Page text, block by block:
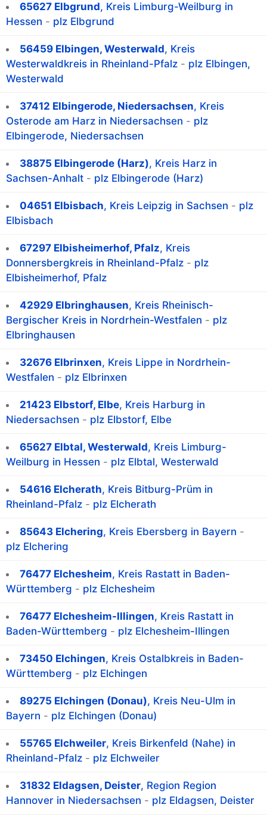
65627 Elbgrund, Kreis Limburg-Weilburg in
Hessen - plz Elbgrund
56459 Elbingen, Westerwald, Kreis
Westerwaldkreis in Rheinland-Pfalz - plz Elbingen,
Westerwald
37412 Elbingerode, Niedersachsen, Kreis
Osterode am Harz in Niedersachsen - plz
Elbingerode, Niedersachsen
38875 Elbingerode (Harz), Kreis Harz in
Sachsen-Anhalt - plz Elbingerode (Harz)
04651 Elbisbach, Kreis Leipzig in Sachsen - plz
Elbisbach
67297 Elbisheimerhof, Pfalz, Kreis
Donnersbergkreis in Rheinland-Pfalz - plz
Elbisheimerhof, Pfalz
42929 Elbringhausen, Kreis Rheinisch-
Bergischer Kreis in Nordrhein-Westfalen - plz
Elbringhausen
32676 Elbrinxen, Kreis Lippe in Nordrhein-
Westfalen - plz Elbrinxen
21423 Elbstorf, Elbe, Kreis Harburg in
Niedersachsen - plz Elbstorf, Elbe
65627 Elbtal, Westerwald, Kreis Limburg-
Weilburg in Hessen - plz Elbtal, Westerwald
54616 Elcherath, Kreis Bitburg-Prüm in
Rheinland-Pfalz - plz Elcherath
85643 Elchering, Kreis Ebersberg in Bayern -
plz Elchering
76477 Elchesheim, Kreis Rastatt in Baden-
Württemberg - plz Elchesheim
76477 Elchesheim-Illingen, Kreis Rastatt in
Baden-Württemberg - plz Elchesheim-Illingen
73450 Elchingen, Kreis Ostalbkreis in Baden-
Württemberg - plz Elchingen
89275 Elchingen (Donau), Kreis Neu-Ulm in
Bayern - plz Elchingen (Donau)
55765 Elchweiler, Kreis Birkenfeld (Nahe) in
Rheinland-Pfalz - plz Elchweiler
31832 Eldagsen, Deister, Region Region
Hannover in Niedersachsen - plz Eldagsen, Deister